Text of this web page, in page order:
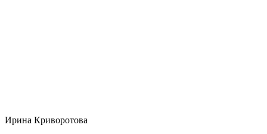
Ирина Криворотова